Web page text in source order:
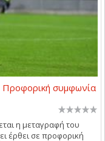
Προφορική συμφωνία
η μεταγραφή του
έρθει σε προφορική